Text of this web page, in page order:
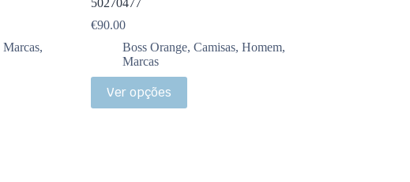
Marcas,
€90.00
Boss Orange, Camisas, Homem,
Marcas
Ver opções